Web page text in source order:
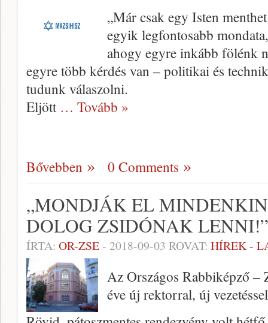
„Már csak egy Isten
egyik legfontosabb
ahogy egyre inkább fölénk
egyre több kérdés van – politikai és
tudunk válaszolni.
Eljött … Tovább »
Bővebben 0 Comments
„MONDJÁK EL
DOLOG ZSIDÓNAK LENNI!”
ÍRTA: OR-ZSE- 2018-09-03 ROVAT: HÍREK -
Az Országos Rabbiképző
éve új rektorral, új